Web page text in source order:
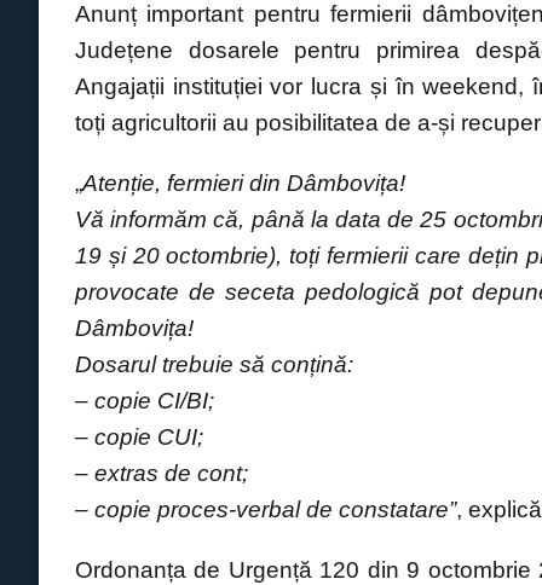
c
e
b
o
o
k
at
s
A
p
p
ss
e
n
g
er
p
y
Li
n
k
ail
Anunț important pentru fermierii
Județene dosarele pentru primirea
Angajații instituției vor lucra și în
toți agricultorii au posibilitatea de a-și
„Atenție, fermieri din Dâmbovița!
Vă informăm că, până la data de 25
19 și 20 octombrie), toți fermierii care dețin
provocate de seceta pedologică pot
Dâmbovița!
Dosarul trebuie să conțină:
– copie CI/BI;
– copie CUI;
– extras de cont;
– copie proces-verbal de constatare”,
Ordonanța de Urgență 120 din 9